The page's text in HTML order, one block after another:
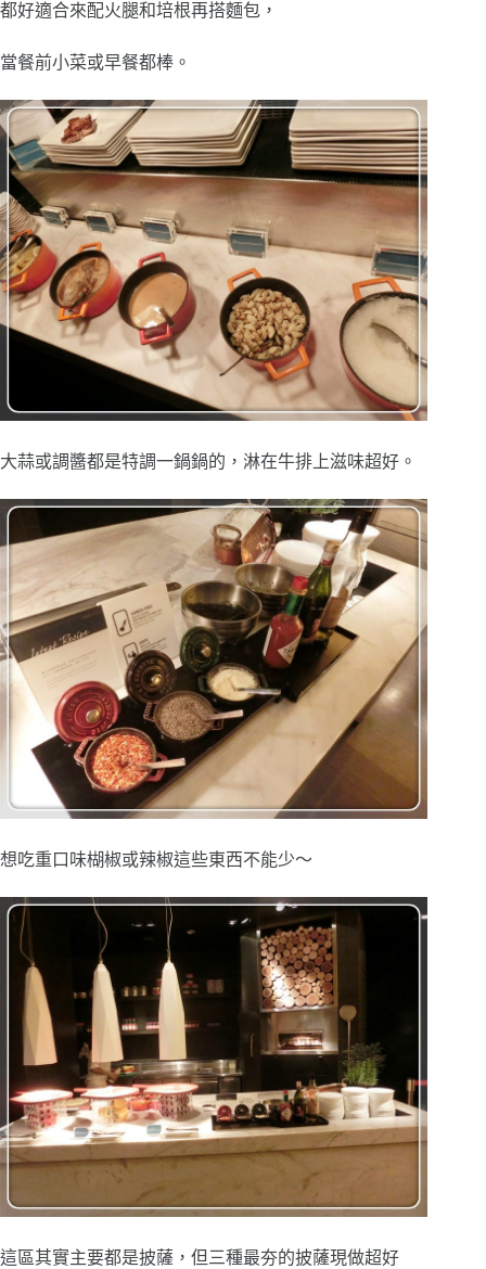
都好適合來配火腿和培根再搭麵包，
當餐前小菜或早餐都棒。
大蒜或調醬都是特調一鍋鍋的，淋在牛排上滋味超好。
想吃重口味楜椒或辣椒這些東西不能少～
這區其實主要都是披薩，但三種最夯的披薩現做超好